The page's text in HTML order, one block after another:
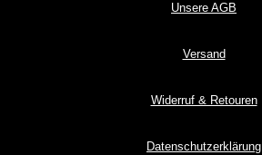
Unsere AGB
Versand
Widerruf & Retouren
Datenschutzerklärung